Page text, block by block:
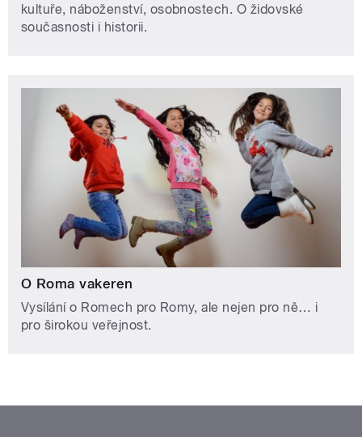
kultuře, náboženství, osobnostech. O židovské
současnosti i historii.
O Roma vakeren
Vysílání o Romech pro Romy, ale nejen pro ně… i
pro širokou veřejnost.